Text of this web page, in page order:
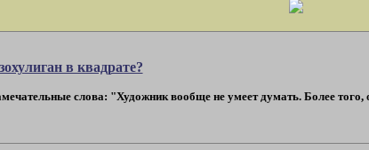
в квадрате?
слова: "Художник вообще не умеет думать. Более